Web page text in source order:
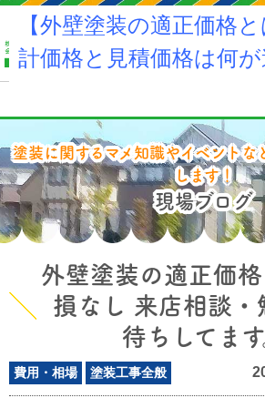
茨城県土浦市・阿見町の外壁塗装はハウスメイ
塗装に関するマメ知識やイベントな
します！
現場ブログ
外壁塗装の適正価
損なし 来店相談・
待ちしてます
費用・相場 塗装工事全般
【外壁塗装の適正価格
計価格と見積価格は何が